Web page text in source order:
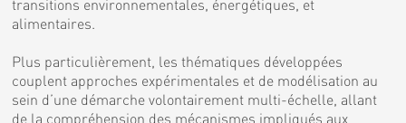
transitions environnementales, énergétiques, et
alimentaires.
Plus particulièrement, les thématiques développées
couplent approches expérimentales et de modélisation au
sein d’une démarche volontairement multi-échelle, allant
de la compréhension des mécanismes impliqués aux